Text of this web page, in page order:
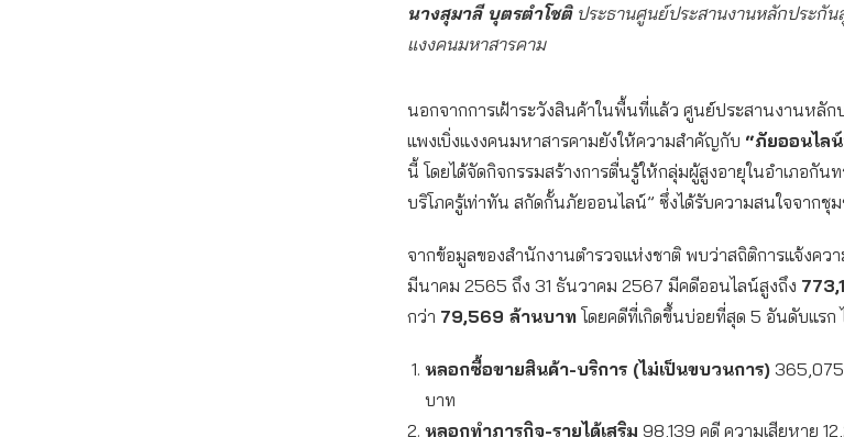
นางสุมาลี บุตรตำโชติประธานศูนย์ประสานงานหลักประกัน
แงงคนมหาสารคาม
นอกจากการเฝ้าระวังสินค้าในพื้นที่แล้ว ศูนย์ประสานงานหลั
แพงเบิ่งแงงคนมหาสารคามยังให้ความสำคัญกับ “ภัยออนไล
นี้ โดยได้จัดกิจกรรมสร้างการตื่นรู้ให้กลุ่มผู้สูงอายุในอำเภอกัน
บริโภครู้เท่าทัน สกัดกั้นภัยออนไลน์” ซึ่งได้รับความสนใจจากชุ
จากข้อมูลของสำนักงานตำรวจแห่งชาติ พบว่าสถิติการแจ้งคว
มีนาคม 2565 ถึง 31 ธันวาคม 2567 มีคดีออนไลน์สูงถึง
กว่า 79,569 ล้านบาท โดยคดีที่เกิดขึ้นบ่อยที่สุด 5 อันดับแรก
หลอกซื้อขายสินค้า-บริการ (ไม่เป็นขบวนการ)
บาท
หลอกทำภารกิจ-รายได้เสริม 98,139 คดี ความเสียหาย